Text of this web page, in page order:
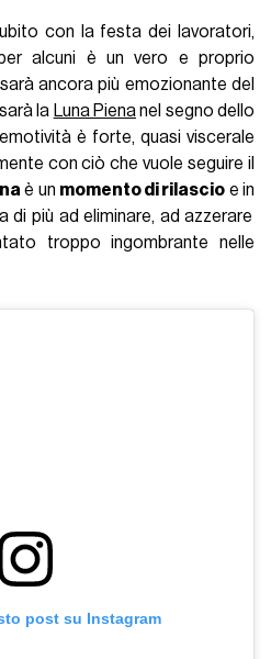
con la festa dei lavoratori,
alcuni è un vero e proprio
ancora più emozionante del
la Luna Pienanel segno dello
è forte, quasi viscerale
con ciò che vuole seguire il
è un momento di rilascio e in
di più ad eliminare, ad azzerare
troppo ingombrante nelle
post su Instagram